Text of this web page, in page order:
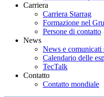
Carriera
Carriera Starrag
Formazione nel
Persone di contatto
News
News e comunicati
Calendario delle
TecTalk
Contatto
Contatto mondiale